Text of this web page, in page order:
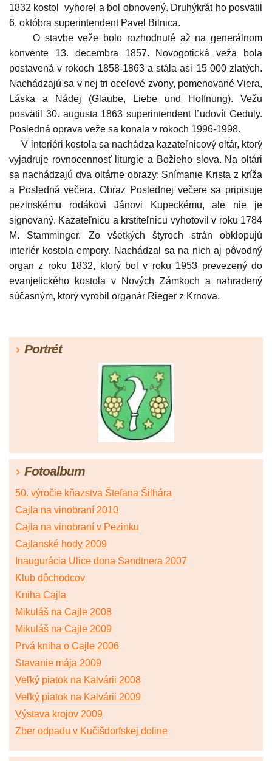
1832 kostol vyhorel a bol obnovený. Druhýkrát ho posvätil
6. októbra superintendent Pavel Bilnica.
O stavbe veže bolo rozhodnuté až na generálnom
konvente 13. decembra 1857. Novogotická veža bola
postavená v rokoch 1858-1863 a stála asi 15 000 zlatých.
Nachádzajú sa v nej tri oceľové zvony, pomenované Viera,
Láska a Nádej (Glaube, Liebe und Hoffnung). Vežu
posvätil 30. augusta 1863 superintendent Ľudovít Geduly.
Posledná oprava veže sa konala v rokoch 1996-1998.
V interiéri kostola sa nachádza kazateľnicový oltár, ktorý
vyjadruje rovnocennosť liturgie a Božieho slova. Na oltári
sa nachádzajú dva oltárne obrazy: Snímanie Krista z kríža
a Posledná večera. Obraz Poslednej večere sa pripisuje
pezinskému rodákovi Jánovi Kupeckému, ale nie je
signovaný. Kazateľnicu a krstiteľnicu vyhotovil v roku 1784
M. Stamminger. Zo všetkých štyroch strán obklopujú
interiér kostola empory. Nachádzal sa na nich aj pôvodný
organ z roku 1832, ktorý bol v roku 1953 prevezený do
evanjelického kostola v Nových Zámkoch a nahradený
súčasným, ktorý vyrobil organár Rieger z Krnova.
Portrét
Fotoalbum
50. výročie kňazstva Štefana Šilhára
Cajla na vinobraní 2010
Cajla na vinobraní v Pezinku
Cajlanské hody 2009
Inaugurácia Ulice dona Sandtnera 2007
Klub dôchodcov
Kniha Cajla
Mikuláš na Cajle 2008
Mikuláš na Cajle 2009
Prvá kniha o Cajle 2006
Stavanie mája 2009
Veľký piatok na Kalvárii 2008
Veľký piatok na Kalvárii 2009
Výstava krojov 2009
Zber odpadu v Kučišdorfskej doline